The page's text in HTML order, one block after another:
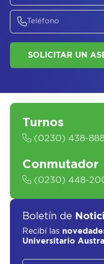
SALUD
SOLICITAR UN
Turnos
(0230) 438-
Conmutador
(0230) 448-
Boletín de
Recibí las
Universitario Austral